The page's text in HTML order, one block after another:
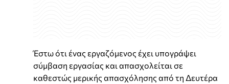
Έστω ότι ένας εργαζόμενος έχει υπογράψει
σύμβαση εργασίας και απασχολείται σε
καθεστώς μερικής απασχόλησης από τη Δευτέρα